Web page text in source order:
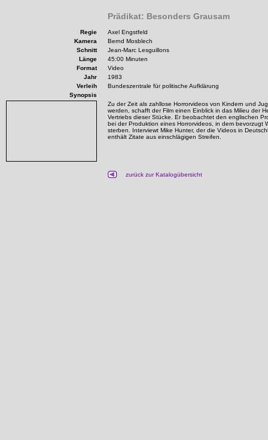
Prädikat: Besonders Grausam
Regie
Axel Engstfeld
Kamera
Bernd Mosblech
Schnitt
Jean-Marc Lesguillons
Länge
45:00 Minuten
Format
Video
Jahr
1983
Verleih
Bundeszentrale für politische Aufklärung
Synopsis
Zu der Zeit als zahllose Horrorvideos von Kindern und
werden, schafft der Film einen Einblick in das Milieu der
Vertriebs dieser Stücke. Er beobachtet den englischen
bei der Produktion eines Horrorvideos, in dem bevorzugt
sterben. Interviewt Mike Hunter, der die Videos in
enthält Zitate aus einschlägigen Streifen.
zurück zur Katalogübersicht